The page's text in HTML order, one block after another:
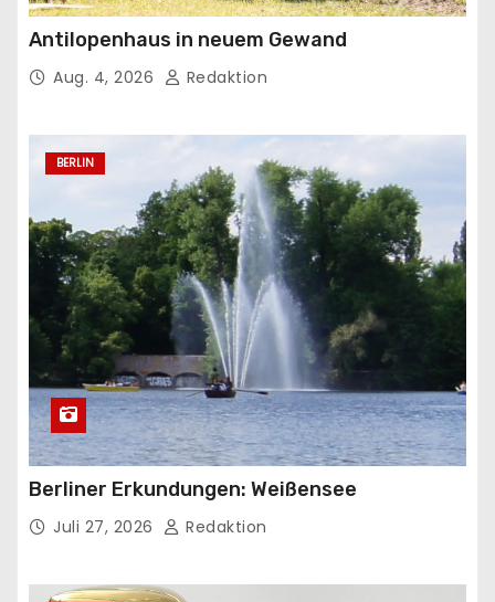
Antilopenhaus in neuem Gewand
Aug. 4, 2026 Redaktion
BERLIN
Berliner Erkundungen: Weißensee
Juli 27, 2026 Redaktion